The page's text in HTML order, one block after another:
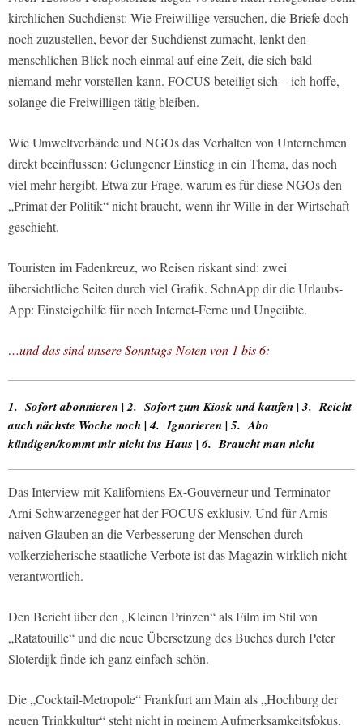
kirchlichen Suchdienst: Wie Freiwillige versuchen, die Briefe doch
noch zuzustellen, bevor der Suchdienst zumacht, lenkt den
menschlichen Blick noch einmal auf eine Zeit, die sich bald
niemand mehr vorstellen kann. FOCUS beteiligt sich – ich hoffe,
solange die Freiwilligen tätig bleiben.
Wie Umweltverbände und NGOs das Verhalten von Unternehmen
direkt beeinflussen: Gelungener Einstieg in ein Thema, das noch
viel mehr hergibt. Etwa zur Frage, warum es für diese NGOs den
„Primat der Politik“ nicht braucht, wenn ihr Wille in der Wirtschaft
geschieht.
Touristen im Fadenkreuz, wo Reisen riskant sind: zwei
übersichtliche Seiten durch viel Grafik. SchnApp dir die Urlaubs-
App: Einsteigehilfe für noch Internet-Ferne und Ungeübte.
…und das sind unsere Sonntags-Noten von 1 bis 6:
1. Sofort abonnieren | 2. Sofort zum Kiosk und kaufen | 3. Reicht
auch nächste Woche noch | 4. Ignorieren | 5. Abo
kündigen/kommt mir nicht ins Haus | 6. Braucht man nicht
Das Interview mit Kaliforniens Ex-Gouverneur und Terminator
Arni Schwarzenegger hat der FOCUS exklusiv. Und für Arnis
naiven Glauben an die Verbesserung der Menschen durch
volkerzieherische staatliche Verbote ist das Magazin wirklich nicht
verantwortlich.
Den Bericht über den „Kleinen Prinzen“ als Film im Stil von
„Ratatouille“ und die neue Übersetzung des Buches durch Peter
Sloterdijk finde ich ganz einfach schön.
Die „Cocktail-Metropole“ Frankfurt am Main als „Hochburg der
neuen Trinkkultur“ steht nicht in meinem Aufmerksamkeitsfokus,